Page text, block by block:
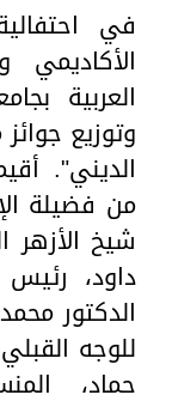
في
العربية
وتوزيع
الديني".
من فضيلة
شيخ الأزهر
داود،
الدكتور
للوجه
حماد،